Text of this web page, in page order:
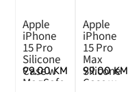
Apple
iPhone
15 Pro
Silicone
Case w
MagSafe
99,00KM
Apple
iPhone
15 Pro
Max
Silicone
Case w
99,00KM